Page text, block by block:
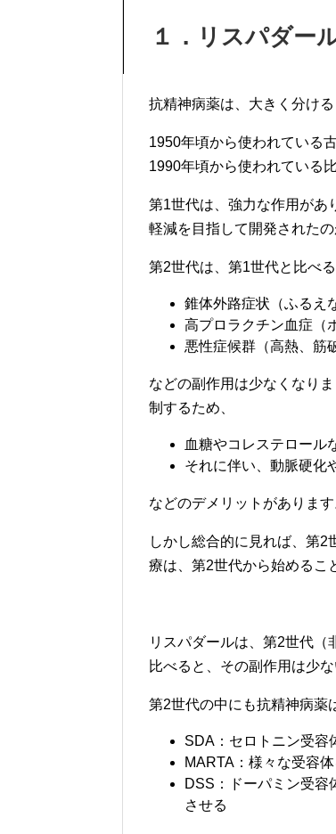
１．リスパダー
抗精神病薬は、大きく分け
1950年頃から使われている
1990年頃から使われている
第1世代は、強力な作用があ
軽減を目指して開発されたの
第2世代は、第1世代と比べる
錐体外路症状（ふるえ
高プロラクチン血症（
悪性症候群（高熱、筋
などの副作用は少なくなり
制するため、
血糖やコレステロール
それに伴い、動脈硬化
などのデメリットがあります
しかし総合的に見れば、第
療は、第2世代から始めるこ
リスパダールは、第2世代（
比べると、その副作用は少な
第2世代の中にも抗精神病薬
SDA：セロトニン受容
MARTA：様々な受容
DSS：ドーパミン受容
させる